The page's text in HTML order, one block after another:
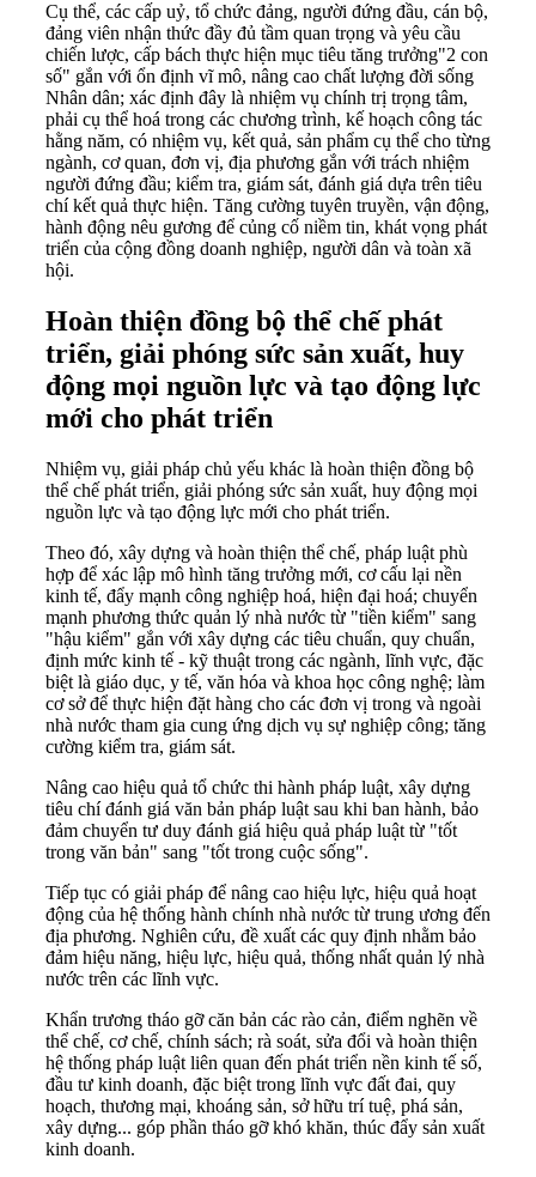
Cụ thể, các cấp uỷ, tổ chức đảng, người đứng đầu, cán bộ,
đảng viên nhận thức đầy đủ tầm quan trọng và yêu cầu
chiến lược, cấp bách thực hiện mục tiêu tăng trưởng"2 con
số" gắn với ổn định vĩ mô, nâng cao chất lượng đời sống
Nhân dân; xác định đây là nhiệm vụ chính trị trọng tâm,
phải cụ thể hoá trong các chương trình, kế hoạch công tác
hằng năm, có nhiệm vụ, kết quả, sản phẩm cụ thể cho từng
ngành, cơ quan, đơn vị, địa phương gắn với trách nhiệm
người đứng đầu; kiểm tra, giám sát, đánh giá dựa trên tiêu
chí kết quả thực hiện. Tăng cường tuyên truyền, vận động,
hành động nêu gương để củng cố niềm tin, khát vọng phát
triển của cộng đồng doanh nghiệp, người dân và toàn xã
hội.
Hoàn thiện đồng bộ thể chế phát
triển, giải phóng sức sản xuất, huy
động mọi nguồn lực và tạo động lực
mới cho phát triển
Nhiệm vụ, giải pháp chủ yếu khác là hoàn thiện đồng bộ
thể chế phát triển, giải phóng sức sản xuất, huy động mọi
nguồn lực và tạo động lực mới cho phát triển.
Theo đó, xây dựng và hoàn thiện thể chế, pháp luật phù
hợp để xác lập mô hình tăng trưởng mới, cơ cấu lại nền
kinh tế, đẩy mạnh công nghiệp hoá, hiện đại hoá; chuyển
mạnh phương thức quản lý nhà nước từ "tiền kiểm" sang
"hậu kiểm" gắn với xây dựng các tiêu chuẩn, quy chuẩn,
định mức kinh tế - kỹ thuật trong các ngành, lĩnh vực, đặc
biệt là giáo dục, y tế, văn hóa và khoa học công nghệ; làm
cơ sở để thực hiện đặt hàng cho các đơn vị trong và ngoài
nhà nước tham gia cung ứng dịch vụ sự nghiệp công; tăng
cường kiểm tra, giám sát.
Nâng cao hiệu quả tổ chức thi hành pháp luật, xây dựng
tiêu chí đánh giá văn bản pháp luật sau khi ban hành, bảo
đảm chuyển tư duy đánh giá hiệu quả pháp luật từ "tốt
trong văn bản" sang "tốt trong cuộc sống".
Tiếp tục có giải pháp để nâng cao hiệu lực, hiệu quả hoạt
động của hệ thống hành chính nhà nước từ trung ương đến
địa phương. Nghiên cứu, đề xuất các quy định nhằm bảo
đảm hiệu năng, hiệu lực, hiệu quả, thống nhất quản lý nhà
nước trên các lĩnh vực.
Khẩn trương tháo gỡ căn bản các rào cản, điểm nghẽn về
thể chế, cơ chế, chính sách; rà soát, sửa đổi và hoàn thiện
hệ thống pháp luật liên quan đến phát triển nền kinh tế số,
đầu tư kinh doanh, đặc biệt trong lĩnh vực đất đai, quy
hoạch, thương mại, khoáng sản, sở hữu trí tuệ, phá sản,
xây dựng... góp phần tháo gỡ khó khăn, thúc đẩy sản xuất
kinh doanh.